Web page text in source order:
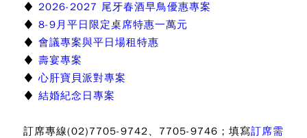
♦ 2026-2027 尾牙春酒早鳥優惠專案
♦ 8-9月平日限定桌席特惠一萬元
♦ 會議專案與平日場租特惠
♦ 壽宴專案
♦ 心肝寶貝派對專案
♦ 結婚紀念日專案
訂席專線(02)7705-9742、7705-9746；填寫訂席需